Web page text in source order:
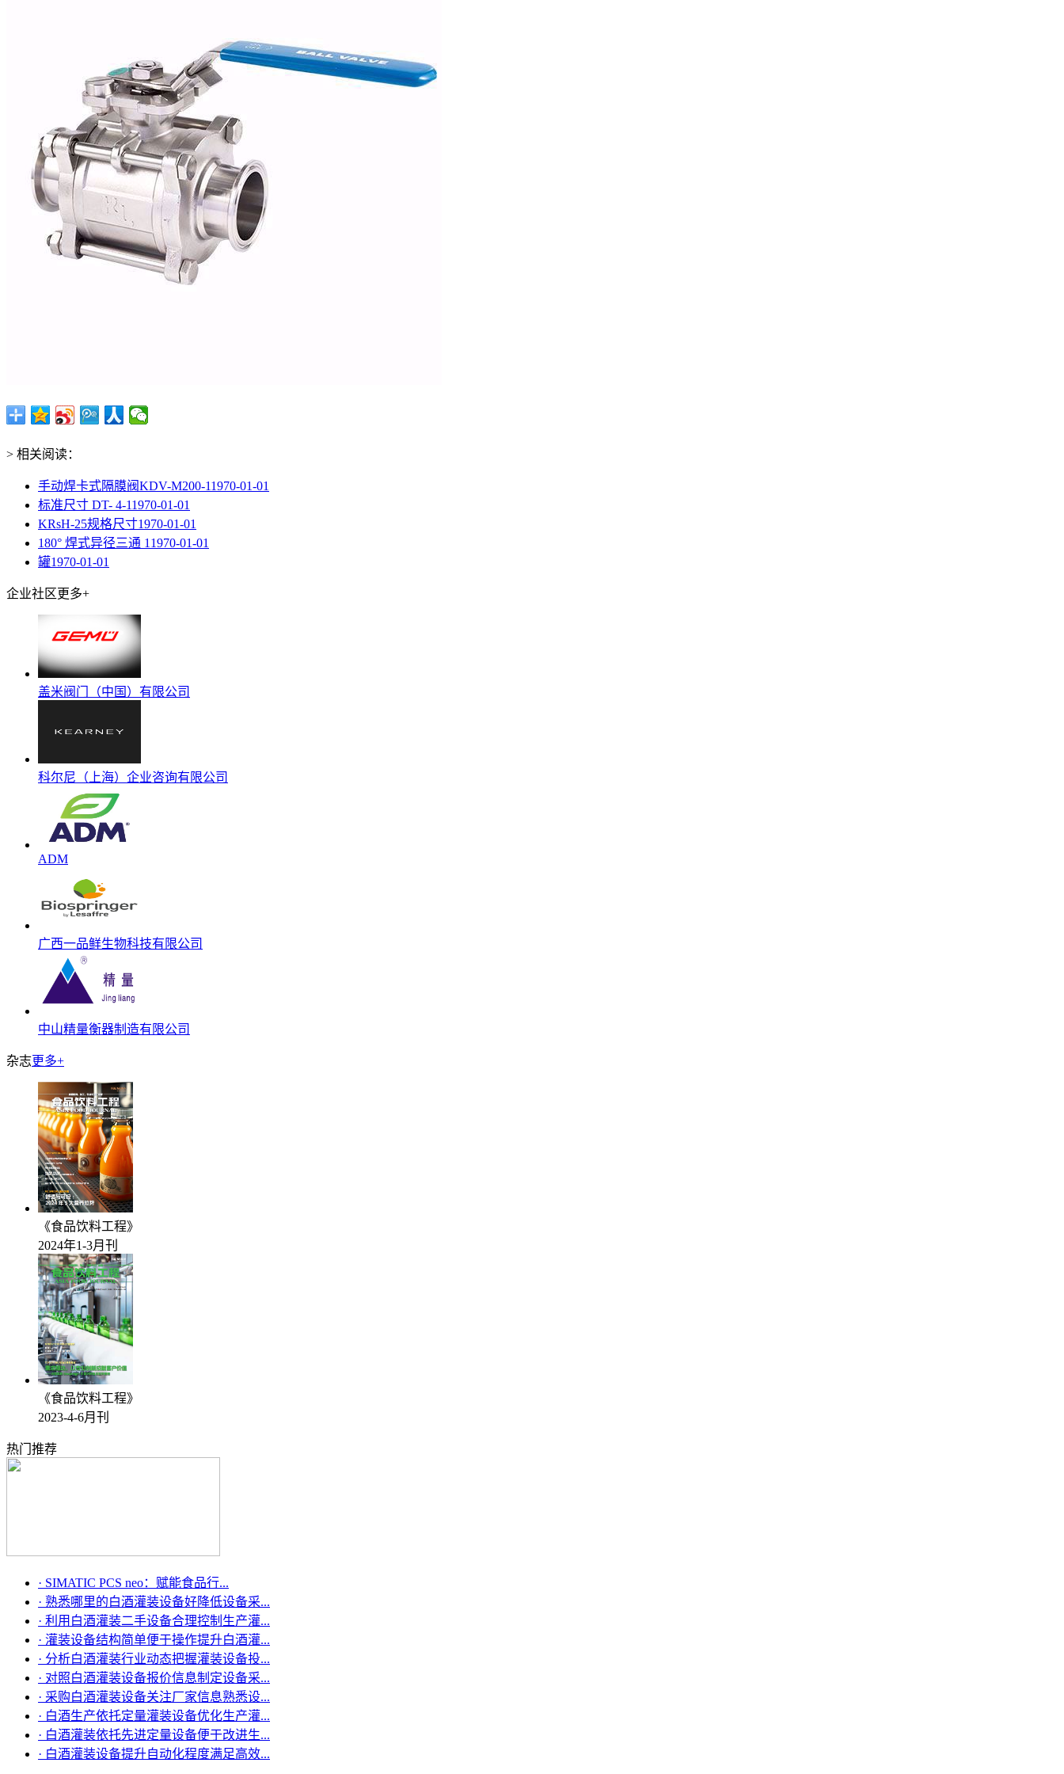
> 相关阅读：
手动焊卡式隔膜阀KDV-M200-11970-01-01
标准尺寸 DT- 4-11970-01-01
KRsH-25规格尺寸1970-01-01
180° 焊式异径三通 1 1970-01-01
罐1970-01-01
企业社区更多+
盖米阀门（中国）有限公司
科尔尼（上海）企业咨询有限公司
ADM
广西一品鲜生物科技有限公司
中山精量衡器制造有限公司
杂志更多+
《食品饮料工程》
2024年1-3月刊
《食品饮料工程》
2023-4-6月刊
热门推荐
· SIMATIC PCS neo：赋能食品行...
· 熟悉哪里的白酒灌装设备好降低设备采...
· 利用白酒灌装二手设备合理控制生产灌...
· 灌装设备结构简单便于操作提升白酒灌...
· 分析白酒灌装行业动态把握灌装设备投...
· 对照白酒灌装设备报价信息制定设备采...
· 采购白酒灌装设备关注厂家信息熟悉设...
· 白酒生产依托定量灌装设备优化生产灌...
· 白酒灌装依托先进定量设备便于改进生...
· 白酒灌装设备提升自动化程度满足高效...